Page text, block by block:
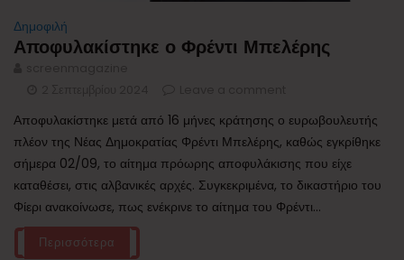
Δημοφιλή
Αποφυλακίστηκε ο Φρέντι Μπελέρης
Αποφυλακίστηκε μετά από 16 μήνες κράτησης ο ευρωβουλευτής
πλέον της Νέας Δημοκρατίας Φρέντι Μπελέρης, καθώς εγκρίθηκε
σήμερα 02/09, το αίτημα πρόωρης αποφυλάκισης που είχε
καταθέσει, στις αλβανικές αρχές. Συγκεκριμένα, το δικαστήριο του
Φίερι ανακοίνωσε, πως ενέκρινε το αίτημα του Φρέντι...
Περισσότερα